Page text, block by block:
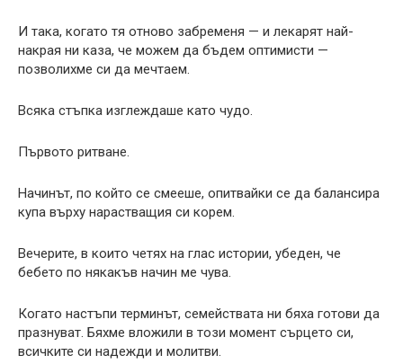
И така, когато тя отново забременя — и лекарят най-
накрая ни каза, че можем да бъдем оптимисти —
позволихме си да мечтаем.
Всяка стъпка изглеждаше като чудо.
Първото ритване.
Начинът, по който се смееше, опитвайки се да балансира
купа върху нарастващия си корем.
Вечерите, в които четях на глас истории, убеден, че
бебето по някакъв начин ме чува.
Когато настъпи терминът, семействата ни бяха готови да
празнуват. Бяхме вложили в този момент сърцето си,
всичките си надежди и молитви.